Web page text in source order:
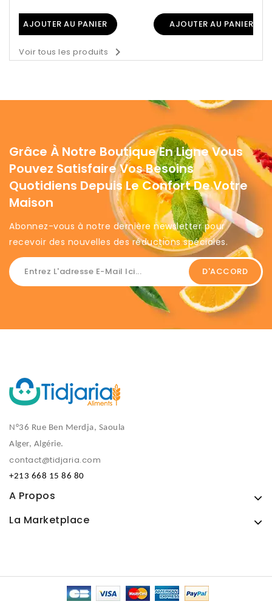
AJOUTER AU PANIER AJOUTER AU PANIER
Voir tous les produits 
Grâce À Notre Boutique En Ligne Vous
Pouvez Satisfaire Vos Besoins
Quotidiens Depuis Le Confort De Votre
Maison
Abonnez-vous à notre dernière newsletter pour
recevoir des nouvelles des réductions spéciales. ​
N°36 Rue Ben Merdja, Saoula
Alger, Algérie.
contact@tidjaria.com
+213 668 15 86 80
A Propos
La Marketplace